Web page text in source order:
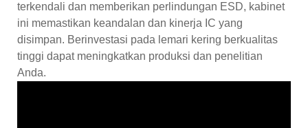
terkendali dan memberikan perlindungan ESD, kabinet
ini memastikan keandalan dan kinerja IC yang
disimpan. Berinvestasi pada lemari kering berkualitas
tinggi dapat meningkatkan produksi dan penelitian
Anda.